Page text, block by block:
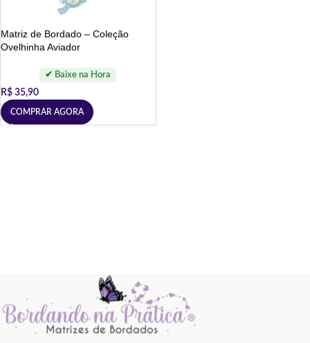
Matriz de Bordado – Coleção
Ovelhinha Aviador
R$ 35,90
COMPRAR AGORA